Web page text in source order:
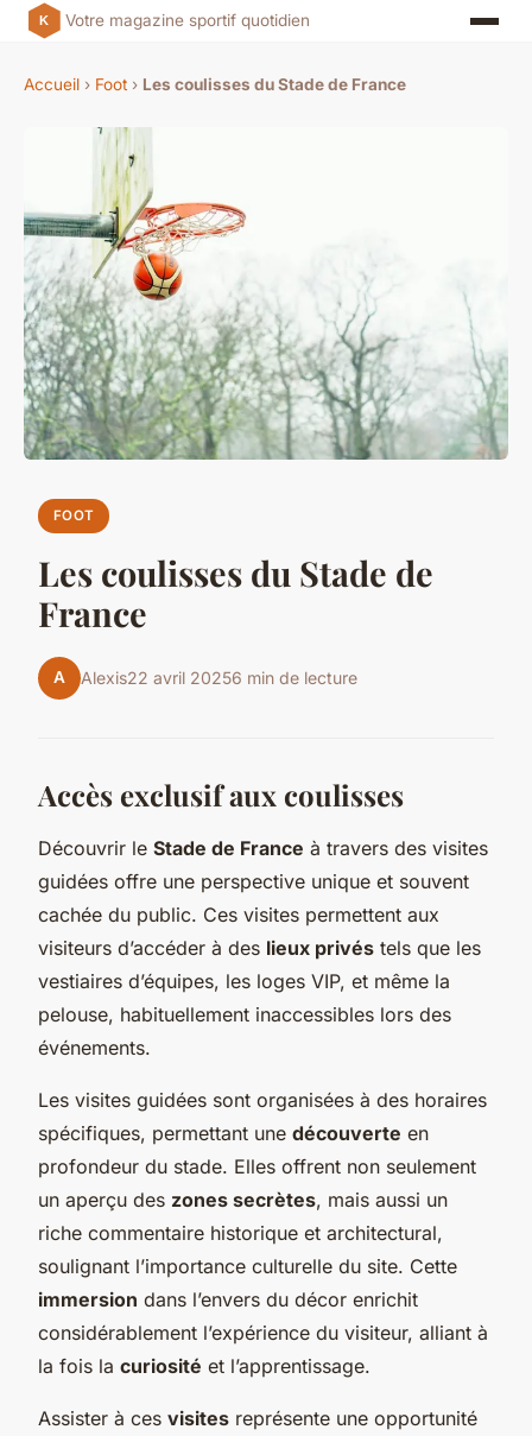
Votre magazine sportif quotidien
Accueil › Foot › Les coulisses du Stade de France
FOOT
Les coulisses du Stade de
France
A Alexis22 avril 20256 min de lecture
Accès exclusif aux coulisses
Découvrir le Stade de France à travers des visites
guidées offre une perspective unique et souvent
cachée du public. Ces visites permettent aux
visiteurs d’accéder à des lieux privés tels que les
vestiaires d’équipes, les loges VIP, et même la
pelouse, habituellement inaccessibles lors des
événements.
Les visites guidées sont organisées à des horaires
spécifiques, permettant une découverte en
profondeur du stade. Elles offrent non seulement
un aperçu des zones secrètes, mais aussi un
riche commentaire historique et architectural,
soulignant l’importance culturelle du site. Cette
immersion dans l’envers du décor enrichit
considérablement l’expérience du visiteur, alliant à
la fois la curiosité et l’apprentissage.
Assister à ces visites représente une opportunité